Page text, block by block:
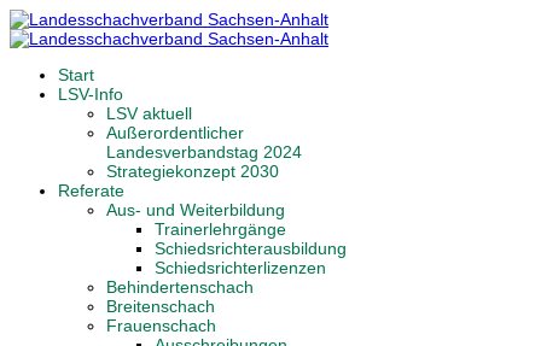
Start
LSV-Info
LSV aktuell
Außerordentlicher
Landesverbandstag 2024
Strategiekonzept 2030
Referate
Aus- und Weiterbildung
Trainerlehrgänge
Schiedsrichterausbildung
Schiedsrichterlizenzen
Behindertenschach
Breitenschach
Frauenschach